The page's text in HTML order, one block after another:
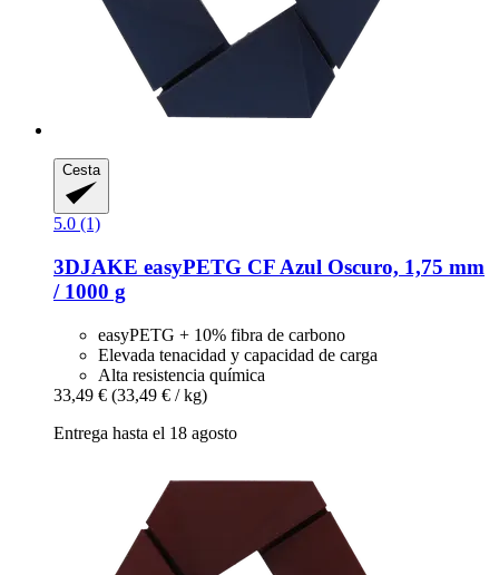
Cesta
5.0 (1)
3DJAKE easyPETG CF Azul Oscuro, 1,75 mm
/ 1000 g
easyPETG + 10% fibra de carbono
Elevada tenacidad y capacidad de carga
Alta resistencia química
33,49 € (33,49 € / kg)
Entrega hasta el 18 agosto